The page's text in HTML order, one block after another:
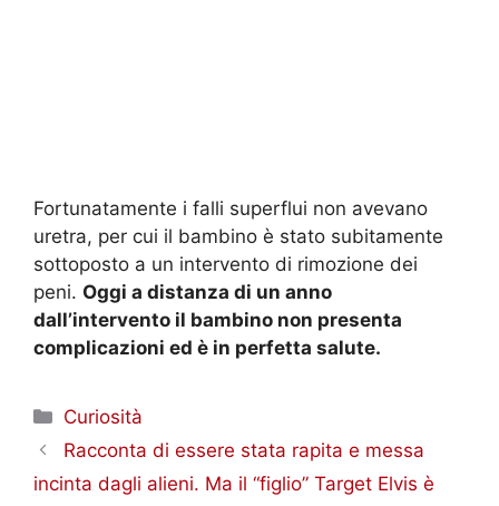
Fortunatamente i falli superflui non avevano
uretra, per cui il bambino è stato subitamente
sottoposto a un intervento di rimozione dei
peni. Oggi a distanza di un anno
dall’intervento il bambino non presenta
complicazioni ed è in perfetta salute.
Categorie
Curiosità
Racconta di essere stata rapita e messa
incinta dagli alieni. Ma il “figlio” Target Elvis è